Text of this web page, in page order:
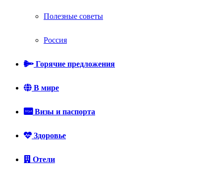
Полезные советы
Россия
Горячие предложения
В мире
Визы и паспорта
Здоровье
Отели